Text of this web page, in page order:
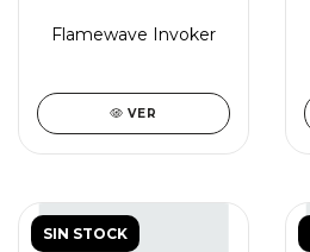
Flamewave Invoker
VER
SIN STOCK